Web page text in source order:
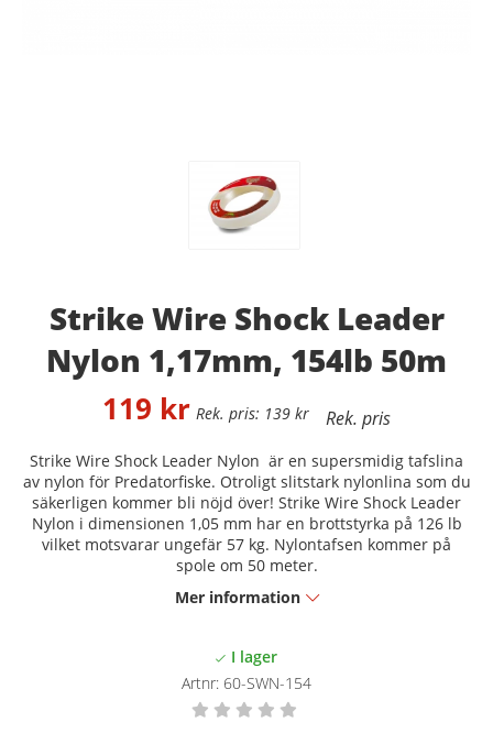
Strike Wire Shock Leader
Nylon 1,17mm, 154lb 50m
139 kr
119 kr
Strike Wire Shock Leader Nylon är en supersmidig tafslina
av nylon för Predatorfiske. Otroligt slitstark nylonlina som du
säkerligen kommer bli nöjd över! Strike Wire Shock Leader
Nylon i dimensionen 1,05 mm har en brottstyrka på 126 lb
vilket motsvarar ungefär 57 kg. Nylontafsen kommer på
spole om 50 meter.
Mer information
Artnr: 60-SWN-154